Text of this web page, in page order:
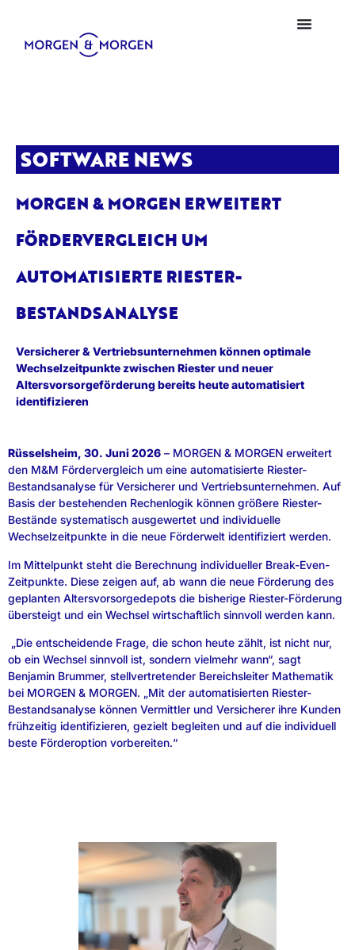
SOFTWARE NEWS
MORGEN & MORGEN ERWEITERT
FÖRDERVERGLEICH UM
AUTOMATISIERTE RIESTER-
BESTANDSANALYSE
Versicherer & Vertriebsunternehmen können optimale
Wechselzeitpunkte zwischen Riester und neuer
Altersvorsorgeförderung bereits heute automatisiert
identifizieren
Rüsselsheim, 30. Juni 2026 – MORGEN & MORGEN erweitert
den M&M Fördervergleich um eine automatisierte Riester-
Bestandsanalyse für Versicherer und Vertriebsunternehmen. Auf
Basis der bestehenden Rechenlogik können größere Riester-
Bestände systematisch ausgewertet und individuelle
Wechselzeitpunkte in die neue Förderwelt identifiziert werden.
Im Mittelpunkt steht die Berechnung individueller Break-Even-
Zeitpunkte. Diese zeigen auf, ab wann die neue Förderung des
geplanten Altersvorsorgedepots die bisherige Riester-Förderung
übersteigt und ein Wechsel wirtschaftlich sinnvoll werden kann.
„Die entscheidende Frage, die schon heute zählt, ist nicht nur,
ob ein Wechsel sinnvoll ist, sondern vielmehr wann“, sagt
Benjamin Brummer, stellvertretender Bereichsleiter Mathematik
bei MORGEN & MORGEN. „Mit der automatisierten Riester-
Bestandsanalyse können Vermittler und Versicherer ihre Kunden
frühzeitig identifizieren, gezielt begleiten und auf die individuell
beste Förderoption vorbereiten.“